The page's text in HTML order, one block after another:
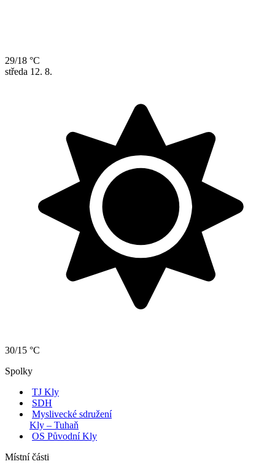
29/18 °C
středa 12. 8.
30/15 °C
Spolky
TJ Kly
SDH
Myslivecké sdružení
Kly – Tuhaň
OS Původní Kly
Místní části